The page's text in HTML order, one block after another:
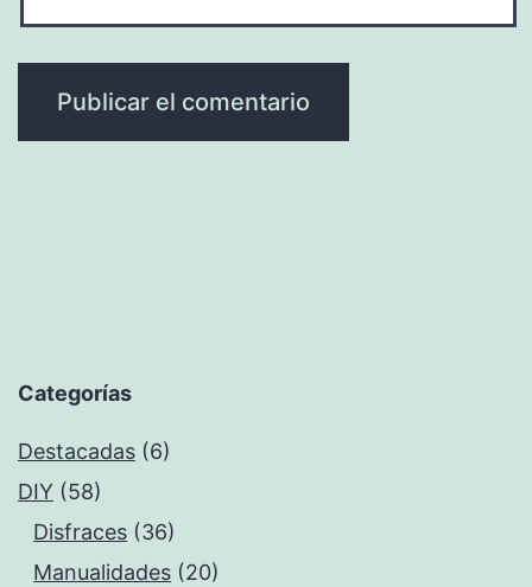
Categorías
Destacadas (6)
DIY (58)
Disfraces (36)
Manualidades (20)